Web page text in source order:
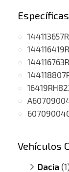
144113657R
144116419R
144116763R
Vehículos
Dacia